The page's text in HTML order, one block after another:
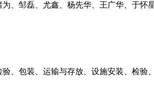
、邹磊、尤鑫、杨先华、王广华、于怀
、包装、运输与存放、设施安装、检验